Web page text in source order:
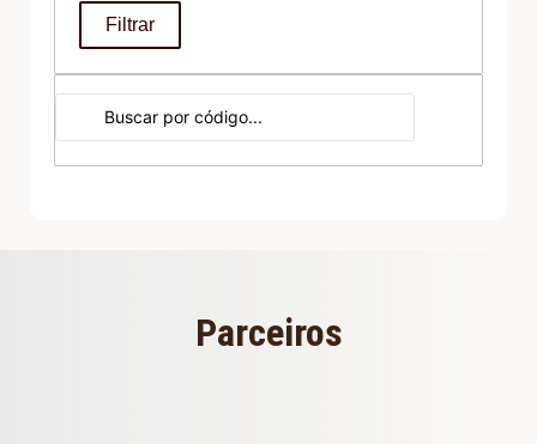
Filtrar
Parceiros